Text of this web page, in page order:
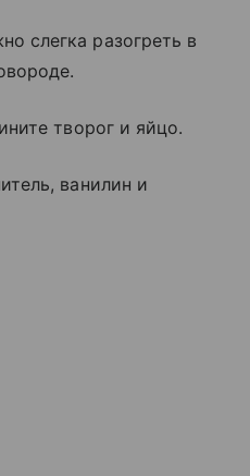
слегка разогреть в
творог и яйцо.
ванилин и